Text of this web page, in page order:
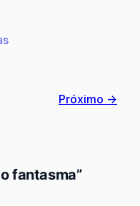
Próximo →
fantasma”